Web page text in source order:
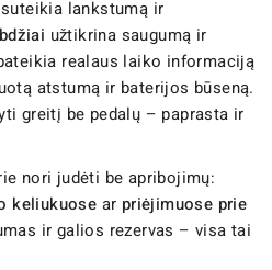
suteikia lankstumą ir
užtikrina saugumą ir
realaus laiko informaciją
atstumą ir baterijos būseną.
greitį be pedalų – paprasta ir
nori judėti be apribojimų:
keliukuose ar priėjimuose prie
ir galios rezervas – visa tai